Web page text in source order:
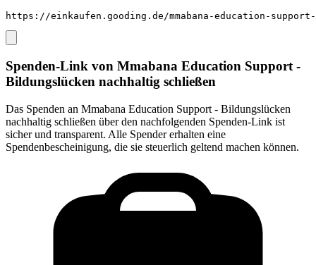
https://einkaufen.gooding.de/mmabana-education-support-
Spenden-Link von Mmabana Education Support -
Bildungslücken nachhaltig schließen
Das Spenden an Mmabana Education Support - Bildungslücken
nachhaltig schließen über den nachfolgenden Spenden-Link ist
sicher und transparent. Alle Spender erhalten eine
Spendenbescheinigung, die sie steuerlich geltend machen können.